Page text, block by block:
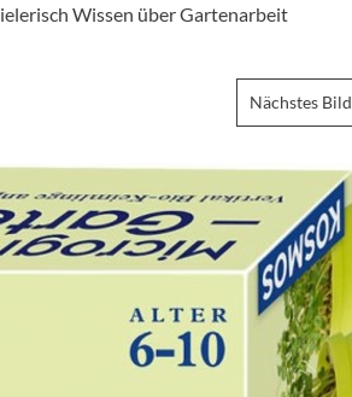
Wissen über Gartenarbeit
Nächstes Bild